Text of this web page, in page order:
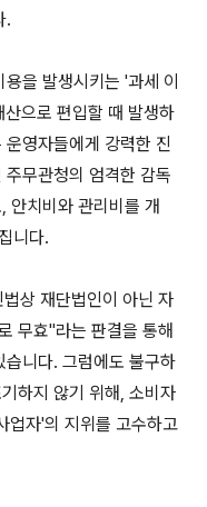
.
을 발생시키는 '과세 이
으로 편입할 때 발생하
영자들에게 강력한 진
무관청의 엄격한 감독
안치비와 관리비를 개
니다.
상 재단법인이 아닌 자
무효"라는 판결을 통해
니다. 그럼에도 불구하
하지 않기 위해, 소비자
업자'의 지위를 고수하고